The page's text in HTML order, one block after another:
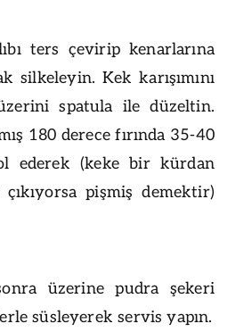
ters çevirip kenarlarına
silkeleyin. Kek karışımını
spatula ile düzeltin.
180 derece fırında 35-40
ederek (keke bir kürdan
çıkıyorsa pişmiş demektir)
üzerine pudra şekeri
süsleyerek servis yapın.